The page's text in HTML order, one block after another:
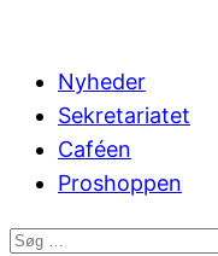
Nyheder
Sekretariatet
Caféen
Proshoppen
Søg